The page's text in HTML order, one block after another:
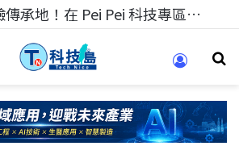
科技人的經驗傳承地！在 Pei Pei 科技專區，與學弟妹交流最硬核的技術